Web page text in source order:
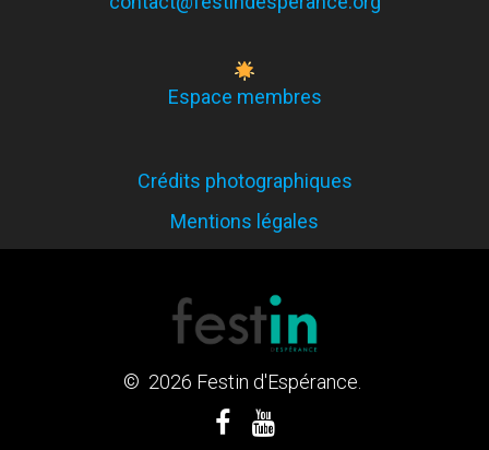
Espace membres
Crédits photographiques
Mentions légales
© 2026 Festin d'Espérance.